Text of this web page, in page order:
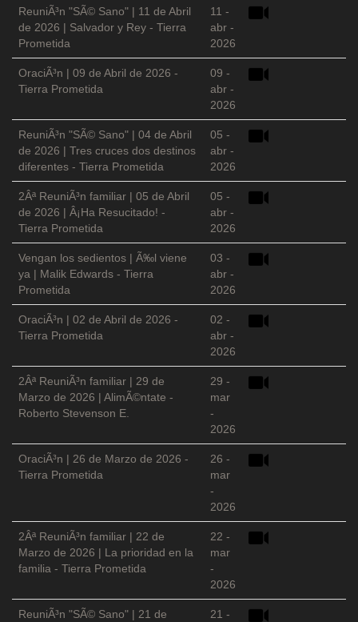
ReuniÃ³n "SÃ© Sano" | 11 de Abril
de 2026 | Salvador y Rey - Tierra
Prometida
11 -
abr -
2026
OraciÃ³n | 09 de Abril de 2026 -
Tierra Prometida
09 -
abr -
2026
ReuniÃ³n "SÃ© Sano" | 04 de Abril
de 2026 | Tres cruces dos destinos
diferentes - Tierra Prometida
05 -
abr -
2026
2Âª ReuniÃ³n familiar | 05 de Abril
de 2026 | Â¡Ha Resucitado! -
Tierra Prometida
05 -
abr -
2026
Vengan los sedientos | Ã‰l viene
ya | Malik Edwards - Tierra
Prometida
03 -
abr -
2026
OraciÃ³n | 02 de Abril de 2026 -
Tierra Prometida
02 -
abr -
2026
2Âª ReuniÃ³n familiar | 29 de
Marzo de 2026 | AlimÃ©ntate -
Roberto Stevenson E.
29 -
mar
-
2026
OraciÃ³n | 26 de Marzo de 2026 -
Tierra Prometida
26 -
mar
-
2026
2Âª ReuniÃ³n familiar | 22 de
Marzo de 2026 | La prioridad en la
familia - Tierra Prometida
22 -
mar
-
2026
ReuniÃ³n "SÃ© Sano" | 21 de
21 -